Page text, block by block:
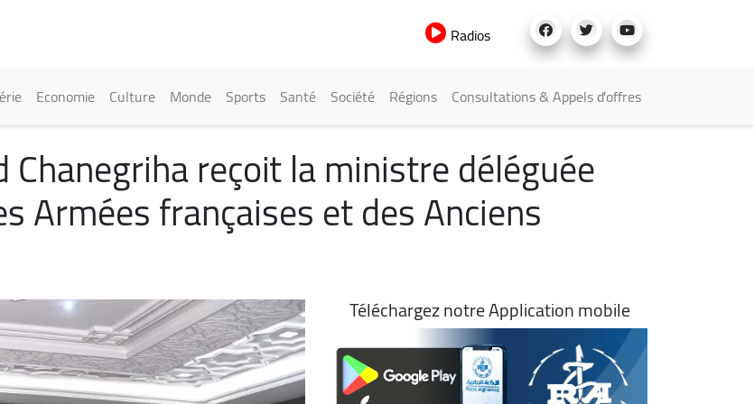
Radios
Economie Culture Monde Sports Santé Société Régions Consultations & Appels d'offres
Chanegriha reçoit la ministre déléguée
Armées françaises et des Anciens
Téléchargez notre Application mobile